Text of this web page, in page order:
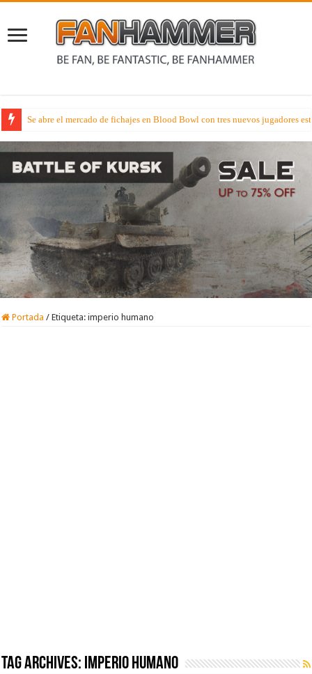
Se abre el mercado de fichajes en Blood Bowl con tres nuevos jugadores
Portada / Etiqueta:imperio humano
Tag Archives: imperio humano